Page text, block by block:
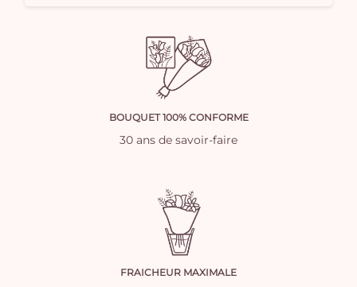
BOUQUET 100% CONFORME
30 ans de savoir-faire
FRAICHEUR MAXIMALE